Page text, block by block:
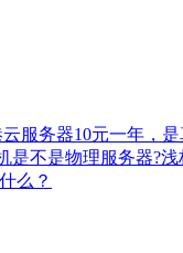
服务器10元一年，是
是不是物理服务器?
么？